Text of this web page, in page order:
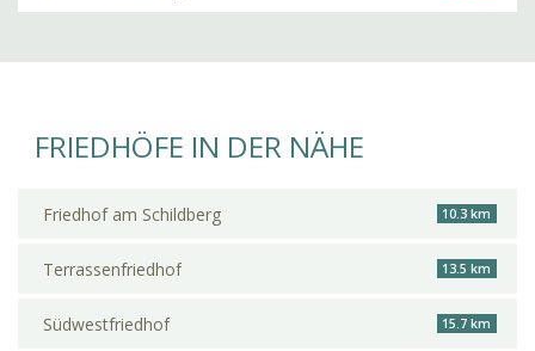
FRIEDHÖFE IN DER NÄHE
Friedhof am Schildberg 10.3 km
Terrassenfriedhof 13.5 km
Südwestfriedhof 15.7 km